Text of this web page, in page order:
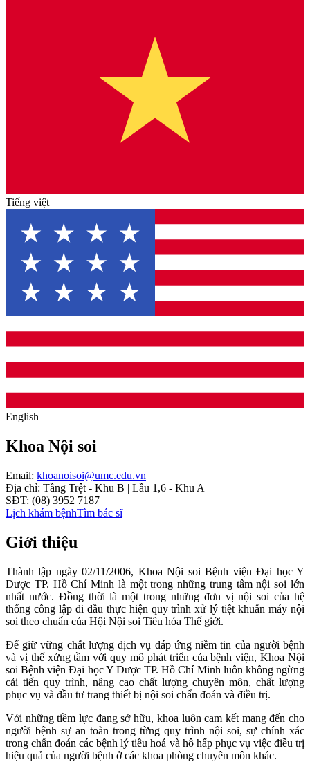
Tiếng việt
English
Khoa Nội soi
Email: khoanoisoi@umc.edu.vn
Địa chỉ: Tầng Trệt - Khu B | Lầu 1,6 - Khu A
SĐT: (08) 3952 7187
Lịch khám bệnhTìm bác sĩ
Giới thiệu
Thành lập ngày 02/11/2006, Khoa Nội soi Bệnh viện Đại học Y
Dược TP. Hồ Chí Minh là một trong những trung tâm nội soi lớn
nhất nước. Đồng thời là một trong những đơn vị nội soi của hệ
thống công lập đi đầu thực hiện quy trình xử lý tiệt khuẩn máy nội
soi theo chuẩn của Hội Nội soi Tiêu hóa Thế giới.
Để giữ vững chất lượng dịch vụ đáp ứng niềm tin của người bệnh
và vị thế xứng tầm với quy mô phát triển của bệnh viện, Khoa Nội
soi Bệnh viện Đại học Y Dược TP. Hồ Chí Minh luôn không ngừng
cải tiến quy trình, nâng cao chất lượng chuyên môn, chất lượng
phục vụ và đầu tư trang thiết bị nội soi chẩn đoán và điều trị.
Với những tiềm lực đang sở hữu, khoa luôn cam kết mang đến cho
người bệnh sự an toàn trong từng quy trình nội soi, sự chính xác
trong chẩn đoán các bệnh lý tiêu hoá và hô hấp phục vụ việc điều trị
hiệu quả của người bệnh ở các khoa phòng chuyên môn khác.